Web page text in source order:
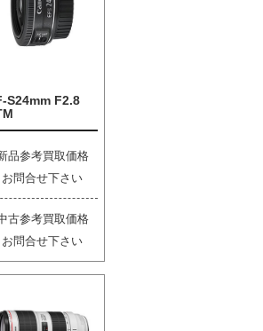
S24mm F2.8
品参考買取価格
お問合せ下さい
古参考買取価格
お問合せ下さい